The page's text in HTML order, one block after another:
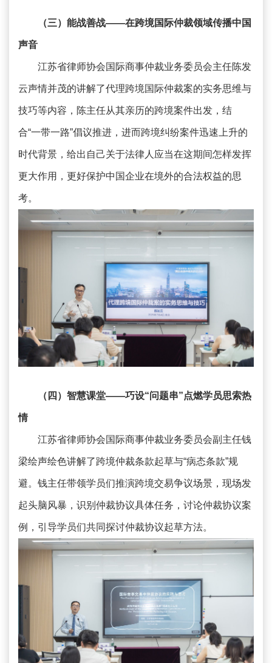
（三）能战善战——在跨境国际仲裁领域传播中国
声音
江苏省律师协会国际商事仲裁业务委员会主任陈发
云声情并茂的讲解了代理跨境国际仲裁案的实务思维与
技巧等内容，陈主任从其亲历的跨境案件出发，结
合“一带一路”倡议推进，进而跨境纠纷案件迅速上升的
时代背景，给出自己关于法律人应当在这期间怎样发挥
更大作用，更好保护中国企业在境外的合法权益的思
考。
（四）智慧课堂——巧设“问题串”点燃学员思索热
情
江苏省律师协会国际商事仲裁业务委员会副主任钱
梁绘声绘色讲解了跨境仲裁条款起草与“病态条款”规
避。钱主任带领学员们推演跨境交易争议场景，现场发
起头脑风暴，识别仲裁协议具体任务，讨论仲裁协议案
例，引导学员们共同探讨仲裁协议起草方法。